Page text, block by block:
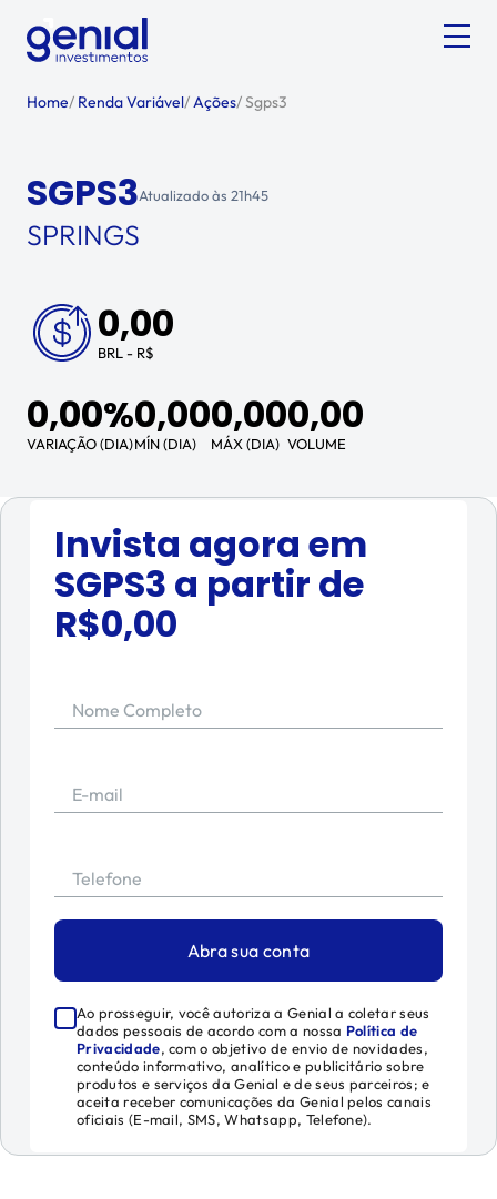
Home/ Renda Variável/Ações/Sgps3
SGPS3Atualizado às 21h45
SPRINGS
0,00
BRL - R$
0,00%
VARIAÇÃO (DIA)
0,00
MÍN (DIA)
0,00
MÁX (DIA)
0,00
VOLUME
Invista agora em
SGPS3 a partir de
R$0,00
Nome Completo
E-mail
Telefone
Abra sua conta
Ao prosseguir, você autoriza a Genial a coletar seus
dados pessoais de acordo com a nossa Política de
Privacidade, com o objetivo de envio de novidades,
conteúdo informativo, analítico e publicitário sobre
produtos e serviços da Genial e de seus parceiros; e
aceita receber comunicações da Genial pelos canais
oficiais (E-mail, SMS, Whatsapp, Telefone).